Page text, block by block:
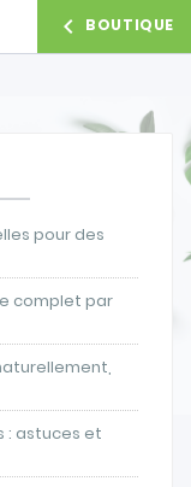
 BOUTIQUE
pour des
complet par
: astuces et